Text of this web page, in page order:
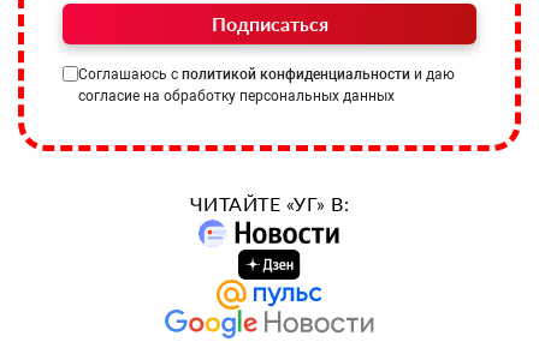
Подписаться
Соглашаюсь с политикой конфиденциальности и даю
согласие на обработку персональных данных
ЧИТАЙТЕ «УГ» В: